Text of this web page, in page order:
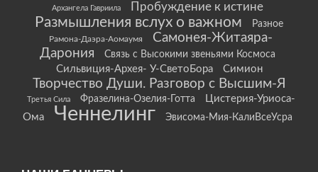
Архангела Гавриила
Пробуждение к истине
Размышления вслух о важном Разное
Рамона-Даэра-Аомаумя
Самонея-Житаяра-
Дарония
Связь с Высокими звеньями Космоса
Сильвиция-Архея- У-СветоБора Симион
Творчество Души. Разговор с Высшим-Я
Третья Сила Фразелина-Озелия-Готта
Цистерия-Уриоса-
Ома
Ченнелинг Эвисома-Мия-КалиВсеУсра